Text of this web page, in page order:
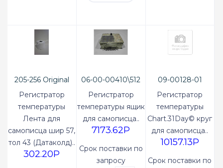
205-256 Original
Регистратор
температуры
Лента для
самописца шир 57,
тол 43 (Датаколд)..
302.20P
06-00-00410\512
Регистратор
температуры ящик
для самописца..
7173.62P
Срок поставки по
запросу
09-00128-01
Регистратор
температуры
Chart.31Day© круг
для самописца..
10157.13P
Срок поставки по